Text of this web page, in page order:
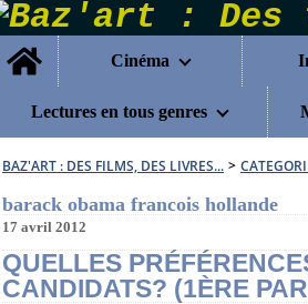
Home
Cinéma
Lectures en tous genres
BAZ'ART : DES FILMS, DES LIVRES... >
barack obama francois hollande
17 avril 2012
QUELLES
CANDIDATS? (1ÈRE